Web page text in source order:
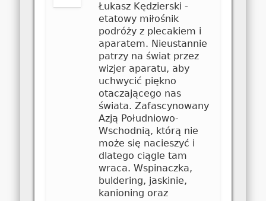
Łukasz Kędzierski -
etatowy miłośnik
podróży z plecakiem i
aparatem. Nieustannie
patrzy na świat przez
wizjer aparatu, aby
uchwycić piękno
otaczającego nas
świata. Zafascynowany
Azją Południowo-
Wschodnią, którą nie
może się nacieszyć i
dlatego ciągle tam
wraca. Wspinaczka,
buldering, jaskinie,
kanioning oraz